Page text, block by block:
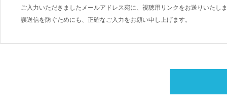
ご入力いただきましたメールアドレス宛に、視聴用リンクをお送りいたし
誤送信を防ぐためにも、正確なご入力をお願い申し上げます。